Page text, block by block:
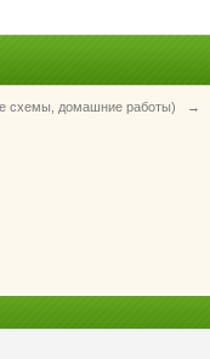
схемы, домашние работы) →